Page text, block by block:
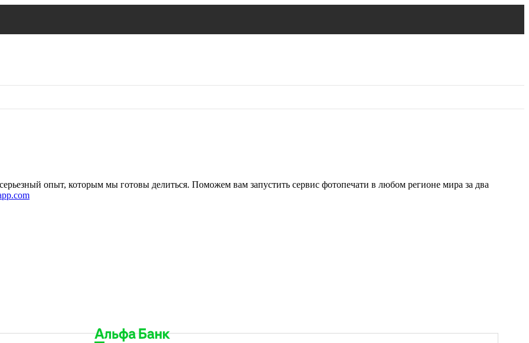
опыт, которым мы готовы делиться. Поможем вам запустить сервис фотопечати в любом регионе мира за два